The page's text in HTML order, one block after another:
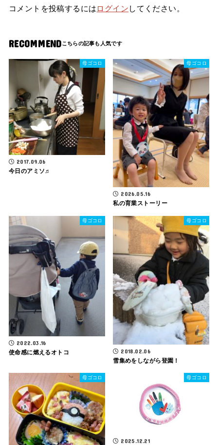
コメントを投稿するには ログイン してください。
RECOMMEND
母ゴコロ
2017.09.06
今日のアミソ♬
母ゴコロ
2026.05.16
私の育業ストーリー
母ゴコロ
2022.03.16
使命感に燃えるオトコ
母ゴコロ
2018.02.06
雪集めをしながら登園！
母ゴコロ 母ゴコロ
2025.12.21